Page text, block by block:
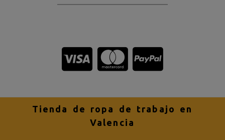
Tienda de ropa de trabajo en
Valencia